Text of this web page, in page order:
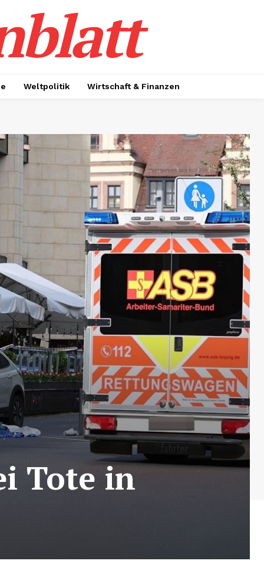
Weltpolitik Wirtschaft & Finanzen
Tote in